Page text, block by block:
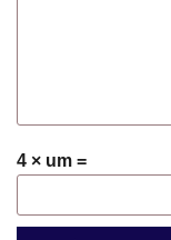
4 × um =